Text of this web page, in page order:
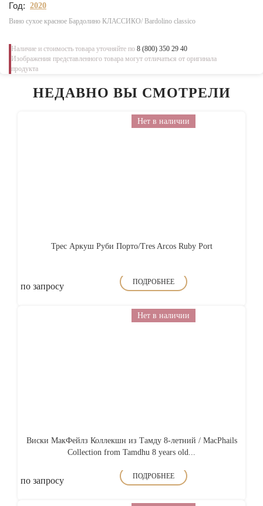
Год: 2020
Вино сухое красное Бардолино КЛАССИКО/ Bardolino classico
Наличие и стоимость товара уточняйте по 8 (800) 350 29 40
Изображения представленного товара могут отличаться от оригинала
продукта
НЕДАВНО ВЫ СМОТРЕЛИ
Нет в наличии
Трес Аркуш Руби Порто/Tres Arcos Ruby Port
по запросу ПОДРОБНЕЕ
Нет в наличии
Виски МакФейлз Коллекшн из Тамду 8-летний / MacPhails
Collection from Tamdhu 8 years old...
по запросу ПОДРОБНЕЕ